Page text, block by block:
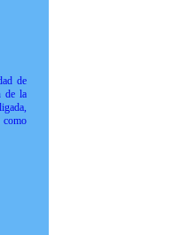
de
de la
como